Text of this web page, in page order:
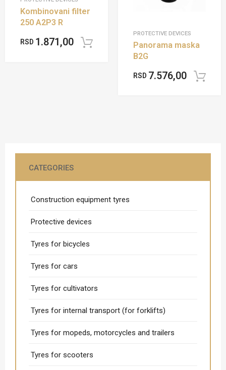
Kombinovani filter
250 A2P3 R
RSD 1.871,00 Add to cart
PROTECTIVE DEVICES
Panorama maska
B2G
RSD 7.576,00
CATEGORIES
Construction equipment tyres
Protective devices
Tyres for bicycles
Tyres for cars
Tyres for cultivators
Tyres for internal transport (for forklifts)
Tyres for mopeds, motorcycles and trailers
Tyres for scooters